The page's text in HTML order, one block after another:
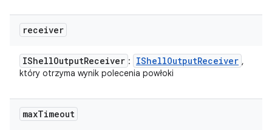
receiver
IShellOutputReceiver : IShellOutputReceiver ,
który otrzyma wynik polecenia powłoki
maxTimeout